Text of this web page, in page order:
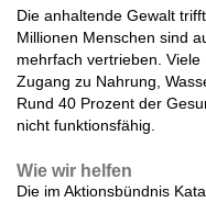
Die anhaltende Gewalt
Millionen Menschen sind
mehrfach vertrieben.
Zugang zu Nahrung,
Rund 40 Prozent der
nicht funktionsfähig.
Wie wir helfen
Die im Aktionsbündnis